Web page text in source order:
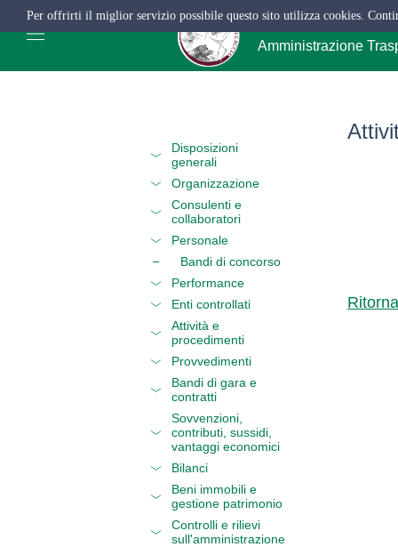
ATC Salerno
Amministrazione
Disposizioni
generali
Organizzazione
Consulenti e
collaboratori
Personale
Bandi di concorso
Performance
Enti controllati
Attività e
procedimenti
Provvedimenti
Bandi di gara e
contratti
Sovvenzioni,
contributi, sussidi,
vantaggi economici
Bilanci
Beni immobili e
gestione patrimonio
Controlli e rilievi
sull'amministrazione
Per offrirti il miglior servizio possibile questo sito utilizza cookies.